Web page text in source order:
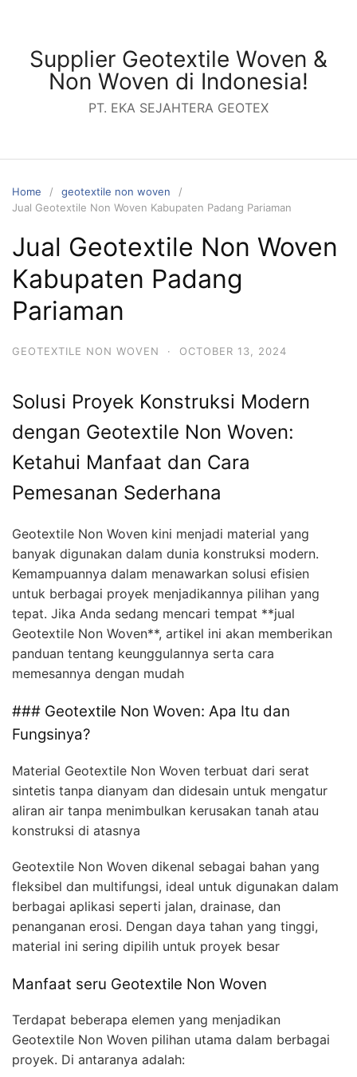
contentSupplier Geotextile Woven &
Non Woven di Indonesia!
PT. EKA SEJAHTERA GEOTEX
Home
geotextile non woven
Jual Geotextile Non Woven Kabupaten Padang Pariaman
Jual Geotextile Non Woven
Kabupaten Padang
Pariaman
GEOTEXTILE NON WOVEN · OCTOBER 13, 2024
Solusi Proyek Konstruksi Modern
dengan Geotextile Non Woven:
Ketahui Manfaat dan Cara
Pemesanan Sederhana
Geotextile Non Woven kini menjadi material yang
banyak digunakan dalam dunia konstruksi modern.
Kemampuannya dalam menawarkan solusi efisien
untuk berbagai proyek menjadikannya pilihan yang
tepat. Jika Anda sedang mencari tempat **jual
Geotextile Non Woven**, artikel ini akan memberikan
panduan tentang keunggulannya serta cara
memesannya dengan mudah
### Geotextile Non Woven: Apa Itu dan
Fungsinya?
Material Geotextile Non Woven terbuat dari serat
sintetis tanpa dianyam dan didesain untuk mengatur
aliran air tanpa menimbulkan kerusakan tanah atau
konstruksi di atasnya
Geotextile Non Woven dikenal sebagai bahan yang
fleksibel dan multifungsi, ideal untuk digunakan dalam
berbagai aplikasi seperti jalan, drainase, dan
penanganan erosi. Dengan daya tahan yang tinggi,
material ini sering dipilih untuk proyek besar
Manfaat seru Geotextile Non Woven
Terdapat beberapa elemen yang menjadikan
Geotextile Non Woven pilihan utama dalam berbagai
proyek. Di antaranya adalah: